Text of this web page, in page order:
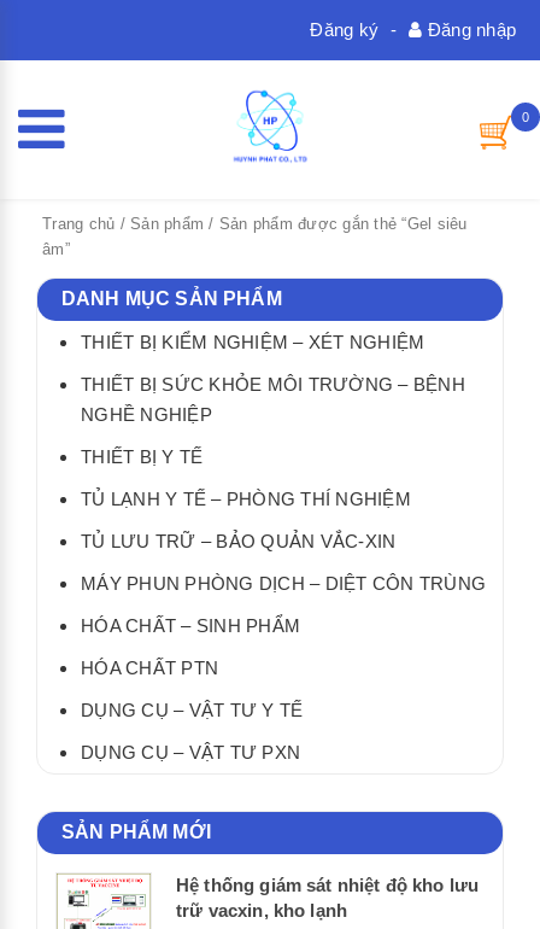
Đăng nhập
-
Đăng ký
0
Trang chủ / Sản phẩm / Sản phẩm được gắn thẻ “Gel siêu
âm”
DANH MỤC SẢN PHẨM
THIẾT BỊ KIỂM NGHIỆM – XÉT NGHIỆM
THIẾT BỊ SỨC KHỎE MÔI TRƯỜNG – BỆNH
NGHỀ NGHIỆP
THIẾT BỊ Y TẾ
TỦ LẠNH Y TẾ – PHÒNG THÍ NGHIỆM
TỦ LƯU TRỮ – BẢO QUẢN VẮC-XIN
MÁY PHUN PHÒNG DỊCH – DIỆT CÔN TRÙNG
HÓA CHẤT – SINH PHẨM
HÓA CHẤT PTN
DỤNG CỤ – VẬT TƯ Y TẾ
DỤNG CỤ – VẬT TƯ PXN
SẢN PHẨM MỚI
Hệ thống giám sát nhiệt độ kho lưu
trữ vacxin, kho lạnh